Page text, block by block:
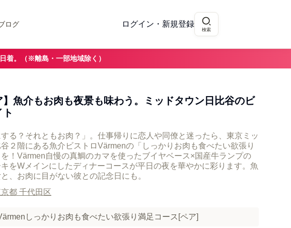
ログ ログイン・新規登録
検索
着。（※離島・一部地域除く）
】魚介もお肉も夜景も味わう。ミッドタウン日比谷のビ
する？それともお肉？」。仕事帰りに恋人や同僚と迷ったら、東京ミッ
谷２階にある魚介ビストロVärmenの「しっかりお肉も食べたい欲張り
！Värmen自慢の真鯛のカマを使ったブイヤベース×国産牛ランプの
をWメインにしたディナーコースが平日の夜を華やかに彩ります。魚
、お肉に目がない彼との記念日にも。
都 千代田区
しっかりお肉も食べたい欲張り満足コース[ペア]